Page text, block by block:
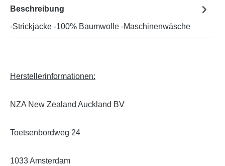
Beschreibung
-Strickjacke -100% Baumwolle -Maschinenwäsche
Herstellerinformationen:
NZA New Zealand Auckland BV
Toetsenbordweg 24
1033 Amsterdam